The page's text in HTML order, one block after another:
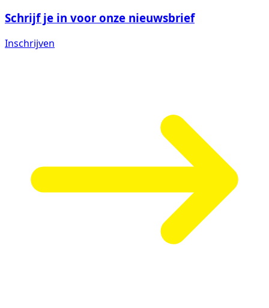
Schrijf je in voor onze nieuwsbrief
Inschrijven